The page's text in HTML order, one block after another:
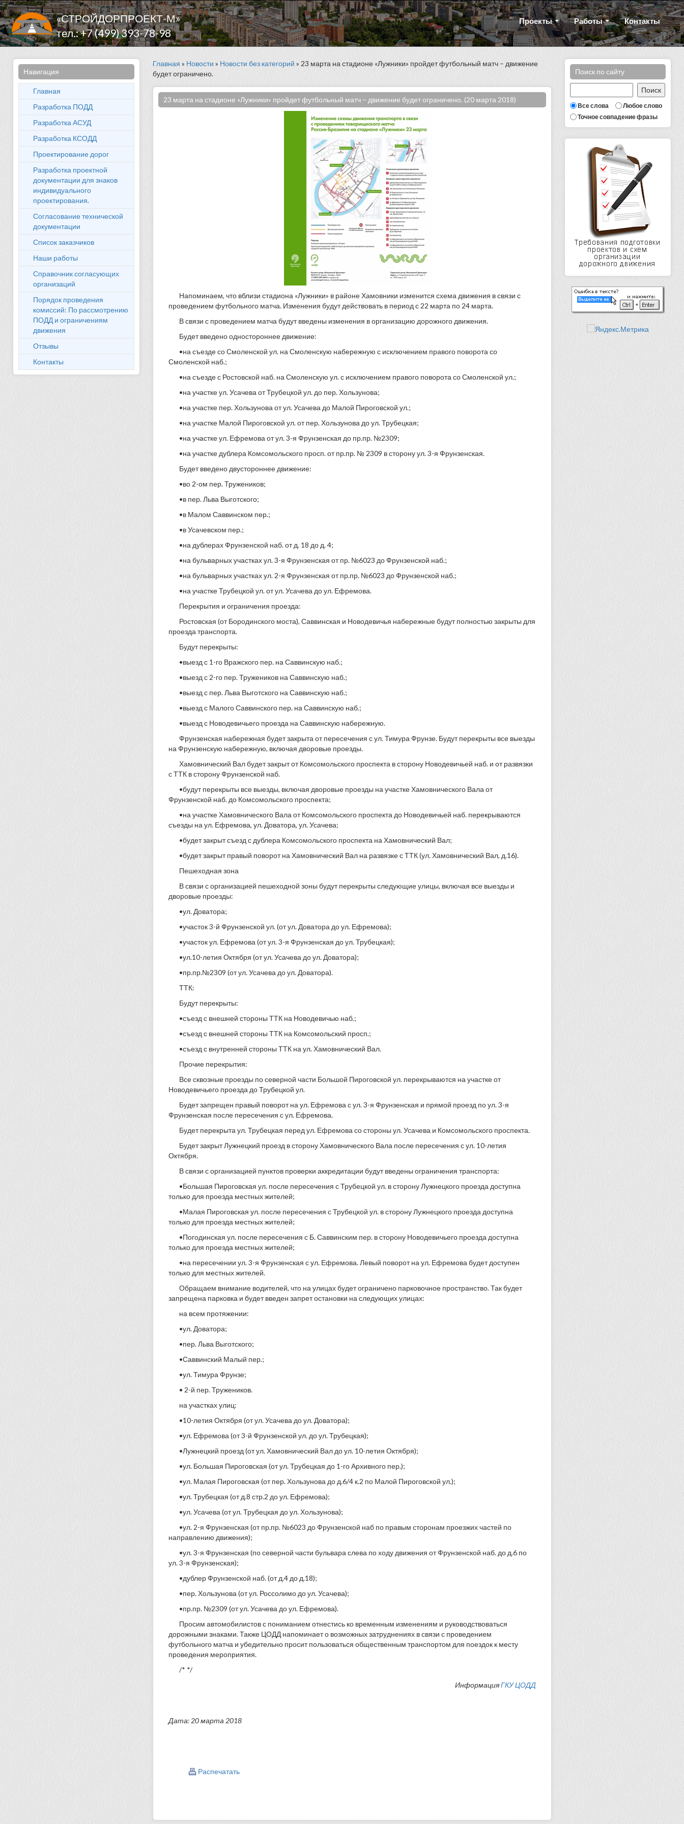
«СТРОЙДОРПРОЕКТ-М»
тел.: +7 (499) 393-78-98
Проекты Работы Контакты
Навигация
Главная
Разработка ПОДД
Разработка АСУД
Разработка КСОДД
Проектирование дорог
Разработка проектной
документации для знаков
индивидуального
проектирования.
Согласование технической
документации
Список заказчиков
Наши работы
Справочник согласующих
организаций
Порядок проведения
комиссий: По рассмотрению
ПОДД и ограничениям
движения
Отзывы
Контакты
Поиск по сайту
Все слова
Любое слово
Точное совпадение фразы
Главная » Новости » Новости без категорий » 23 марта на стадионе «Лужники» пройдет футбольный матч – движение
будет ограничено.
23 марта на стадионе «Лужники» пройдет футбольный матч – движение будет ограничено. (20 марта 2018)
Напоминаем, что вблизи стадиона «Лужники» в районе Хамовники изменится схема движения в связи с
проведением футбольного матча. Изменения будут действовать в период с 22 марта по 24 марта.
В связи с проведением матча будут введены изменения в организацию дорожного движения.
Будет введено одностороннее движение:
•на съезде со Смоленской ул. на Смоленскую набережную с исключением правого поворота со
Смоленской наб.;
•на съезде с Ростовской наб. на Смоленскую ул. с исключением правого поворота со Смоленской ул.;
•на участке ул. Усачева от Трубецкой ул. до пер. Хользунова;
•на участке пер. Хользунова от ул. Усачева до Малой Пироговской ул.;
•на участке Малой Пироговской ул. от пер. Хользунова до ул. Трубецкая;
•на участке ул. Ефремова от ул. 3-я Фрунзенская до пр.пр. №2309;
•на участке дублера Комсомольского просп. от пр.пр. № 2309 в сторону ул. 3-я Фрунзенская.
Будет введено двустороннее движение:
•во 2-ом пер. Тружеников;
•в пер. Льва Выготского;
•в Малом Саввинском пер.;
•в Усачевском пер.;
•на дублерах Фрунзенской наб. от д. 18 до д. 4;
•на бульварных участках ул. 3-я Фрунзенская от пр. №6023 до Фрунзенской наб.;
•на бульварных участках ул. 2-я Фрунзенская от пр.пр. №6023 до Фрунзенской наб.;
•на участке Трубецкой ул. от ул. Усачева до ул. Ефремова.
Перекрытия и ограничения проезда:
Ростовская (от Бородинского моста), Саввинская и Новодевичья набережные будут полностью закрыты для
проезда транспорта.
Будут перекрыты:
•выезд с 1-го Вражского пер. на Саввинскую наб.;
•выезд с 2-го пер. Тружеников на Саввинскую наб.;
•выезд с пер. Льва Выготского на Саввинскую наб.;
•выезд с Малого Саввинского пер. на Саввинскую наб.;
•выезд с Новодевичьего проезда на Саввинскую набережную.
Фрунзенская набережная будет закрыта от пересечения с ул. Тимура Фрунзе. Будут перекрыты все выезды
на Фрунзенскую набережную, включая дворовые проезды.
Хамовнический Вал будет закрыт от Комсомольского проспекта в сторону Новодевичьей наб. и от развязки
с ТТК в сторону Фрунзенской наб.
•будут перекрыты все выезды, включая дворовые проезды на участке Хамовнического Вала от
Фрунзенской наб. до Комсомольского проспекта;
•на участке Хамовнического Вала от Комсомольского проспекта до Новодевичьей наб. перекрываются
съезды на ул. Ефремова, ул. Доватора, ул. Усачева;
•будет закрыт съезд с дублера Комсомольского проспекта на Хамовнический Вал;
•будет закрыт правый поворот на Хамовнический Вал на развязке с ТТК (ул. Хамовнический Вал, д.16).
Пешеходная зона
В связи с организацией пешеходной зоны будут перекрыты следующие улицы, включая все выезды и
дворовые проезды:
•ул. Доватора;
•участок 3-й Фрунзенской ул. (от ул. Доватора до ул. Ефремова);
•участок ул. Ефремова (от ул. 3-я Фрунзенская до ул. Трубецкая);
•ул.10-летия Октября (от ул. Усачева до ул. Доватора);
•пр.пр.№2309 (от ул. Усачева до ул. Доватора).
ТТК:
Будут перекрыты:
•съезд с внешней стороны ТТК на Новодевичью наб.;
•съезд с внешней стороны ТТК на Комсомольский просп.;
•съезд с внутренней стороны ТТК на ул. Хамовнический Вал.
Прочие перекрытия:
Все сквозные проезды по северной части Большой Пироговской ул. перекрываются на участке от
Новодевичьего проезда до Трубецкой ул.
Будет запрещен правый поворот на ул. Ефремова с ул. 3-я Фрунзенская и прямой проезд по ул. 3-я
Фрунзенская после пересечения с ул. Ефремова.
Будет перекрыта ул. Трубецкая перед ул. Ефремова со стороны ул. Усачева и Комсомольского проспекта.
Будет закрыт Лужнецкий проезд в сторону Хамовнического Вала после пересечения с ул. 10-летия
Октября.
В связи с организацией пунктов проверки аккредитации будут введены ограничения транспорта:
•Большая Пироговская ул. после пересечения с Трубецкой ул. в сторону Лужнецкого проезда доступна
только для проезда местных жителей;
•Малая Пироговская ул. после пересечения с Трубецкой ул. в сторону Лужнецкого проезда доступна
только для проезда местных жителей;
•Погодинская ул. после пересечения с Б. Саввинским пер. в сторону Новодевичьего проезда доступна
только для проезда местных жителей;
•на пересечении ул. 3-я Фрунзенская с ул. Ефремова. Левый поворот на ул. Ефремова будет доступен
только для местных жителей.
Обращаем внимание водителей, что на улицах будет ограничено парковочное пространство. Так будет
запрещена парковка и будет введен запрет остановки на следующих улицах:
на всем протяжении:
•ул. Доватора;
•пер. Льва Выготского;
•Саввинский Малый пер.;
•ул. Тимура Фрунзе;
• 2-й пер. Тружеников.
на участках улиц:
•10-летия Октября (от ул. Усачева до ул. Доватора);
•ул. Ефремова (от 3-й Фрунзенской ул. до ул. Трубецкая);
•Лужнецкий проезд (от ул. Хамовнический Вал до ул. 10-летия Октября);
•ул. Большая Пироговская (от ул. Трубецкая до 1-го Архивного пер.);
•ул. Малая Пироговская (от пер. Хользунова до д.6/4 к.2 по Малой Пироговской ул.);
•ул. Трубецкая (от д.8 стр.2 до ул. Ефремова);
•ул. Усачева (от ул. Трубецкая до ул. Хользунова);
•ул. 2-я Фрунзенская (от пр.пр. №6023 до Фрунзенской наб по правым сторонам проезжих частей по
направлению движения);
•ул. 3-я Фрунзенская (по северной части бульвара слева по ходу движения от Фрунзенской наб. до д.6 по
ул. 3-я Фрунзенская);
•дублер Фрунзенской наб. (от д.4 до д.18);
•пер. Хользунова (от ул. Россолимо до ул. Усачева);
•пр.пр. №2309 (от ул. Усачева до ул. Ефремова).
Просим автомобилистов с пониманием отнестись ко временным изменениям и руководствоваться
дорожными знаками. Также ЦОДД напоминает о возможных затруднениях в связи с проведением
футбольного матча и убедительно просит пользоваться общественным транспортом для поездок к месту
проведения мероприятия.
/* */
ИнформацияГКУ ЦОДД
Дата: 20 марта 2018
Распечатать